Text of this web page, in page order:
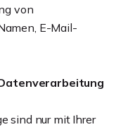
von
E-Mail-
sind nur mit Ihrer